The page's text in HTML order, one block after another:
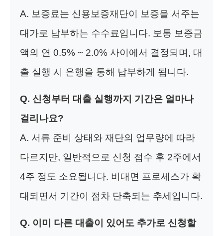
A. 보증료는 신용보증재단이 보증을 서주는
대가로 납부하는 수수료입니다. 보통 보증금
액의 연 0.5% ~ 2.0% 사이에서 결정되며, 대
출 실행 시 은행을 통해 납부하게 됩니다.
Q. 신청부터 대출 실행까지 기간은 얼마나
걸리나요?
A. 서류 준비 상태와 재단의 업무량에 따라
다르지만, 일반적으로 신청 접수 후 2주에서
4주 정도 소요됩니다. 비대면 프로세스가 확
대되면서 기간이 점차 단축되는 추세입니다.
Q. 이미 다른 대출이 있어도 추가로 신청할